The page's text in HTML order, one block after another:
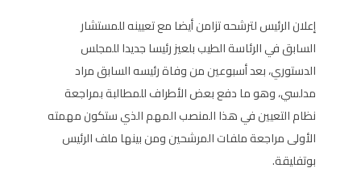
إعلان الرئيس لترشحه تزامن أيضا مع تعيينه للمستشار
السابق في الرئاسة الطيب بلعيز رئيسا جديدا للمجلس
الدستوري، بعد أسبوعين من وفاة رئيسه السابق مراد
مدلسي، وهو ما دفع بعض الأطراف للمطالبة بمراجعة
نظام التعيين في هذا المنصب المهم الذي ستكون مهمته
الأولى مراجعة ملفات المرشحين ومن بينها ملف الرئيس
بوتفليقة.